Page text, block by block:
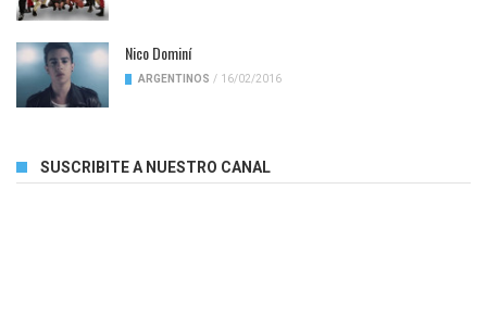
Nico Dominí
ARGENTINOS / 16/02/2016
SUSCRIBITE A NUESTRO CANAL